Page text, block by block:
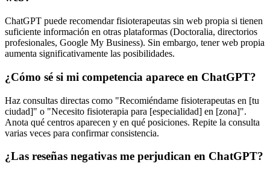
ChatGPT puede recomendar fisioterapeutas sin web propia si tienen
suficiente información en otras plataformas (Doctoralia, directorios
profesionales, Google My Business). Sin embargo, tener web propia
aumenta significativamente las posibilidades.
¿Cómo sé si mi competencia aparece en ChatGPT?
Haz consultas directas como "Recomiéndame fisioterapeutas en [tu
ciudad]" o "Necesito fisioterapia para [especialidad] en [zona]".
Anota qué centros aparecen y en qué posiciones. Repite la consulta
varias veces para confirmar consistencia.
¿Las reseñas negativas me perjudican en ChatGPT?